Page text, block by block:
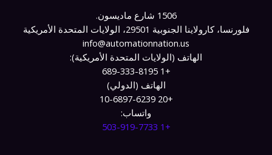
1506 شارع ماديسون.
فلورنسا، كارولاينا الجنوبية 29501، الولايات المتحدة الأمريكية
info@automationnation.us​​
الهاتف (الولايات المتحدة الأمريكية):
+1 689-333-8195
الهاتف (الدولي)
+20 10-6897-6239
واتساب:
+1 503-919-7733​